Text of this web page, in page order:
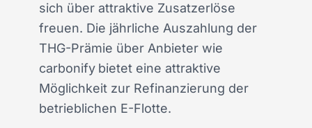
sich über attraktive Zusatzerlöse
freuen. Die jährliche Auszahlung der
THG-Prämie über Anbieter wie
carbonify bietet eine attraktive
Möglichkeit zur Refinanzierung der
betrieblichen E-Flotte.